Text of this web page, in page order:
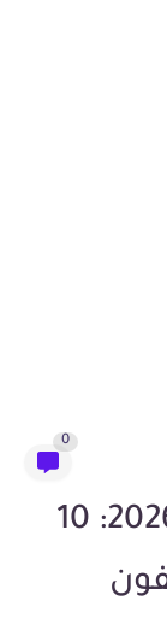
0
تسريع الهاتف البطيء 2026: 10